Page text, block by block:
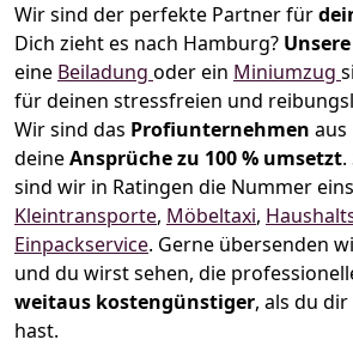
Wir sind der perfekte Partner für
Dich zieht es nach Hamburg?
eine Beiladung oder ein Miniumzug
für deinen stressfreien und
Wir sind das Profiunternehmen aus
deineAnsprüche zu 100 % umsetzt.
sind wir in Ratingen die Nummer
Kleintransporte, Möbeltaxi,
Einpackservice. Gerne übersenden
und du wirst sehen, die
weitaus kostengünstiger, als du
hast.